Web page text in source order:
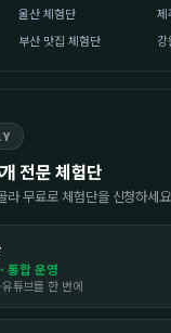
울산 체험단
부산 맛집 체험단
제
전문 체험단
라 무료로 체험단을 신청하세
통합 운영
튜브를 한 번에